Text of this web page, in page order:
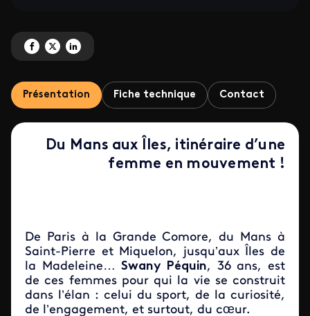
Partagez 'La roue tourne avec Swany Péquin' sur Facebook
Partagez 'La roue tourne avec Swany Péquin' sur X
Partagez 'La roue tourne avec Swany Péquin' sur LinkedIn
Présentation Fiche technique Contact
Du Mans aux Îles, itinéraire d’une
femme en mouvement !
De Paris à la Grande Comore, du Mans à
Saint-Pierre et Miquelon, jusqu’aux Îles de
la Madeleine…Swany Péquin, 36 ans, est
de ces femmes pour qui la vie se construit
dans l’élan : celui du sport, de la curiosité,
de l’engagement, et surtout, du cœur.